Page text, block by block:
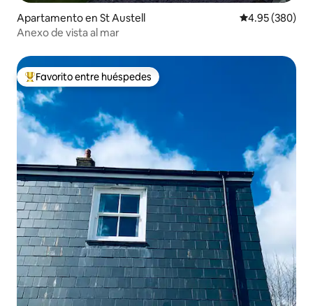
Apartamento en St Austell Calificación
4.95 (380)
Anexo de vista al mar
Favorito entre huéspedes preferido
Favorito entre huéspedes